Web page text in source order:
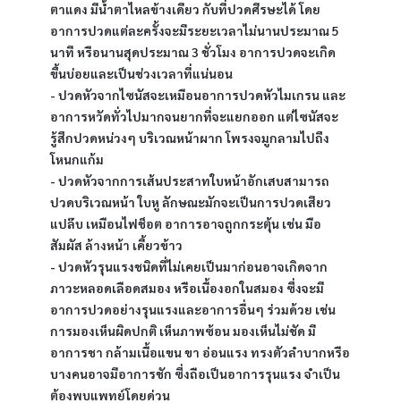
ตาแดง มีน้ำตาไหลข้างเดียว กับที่ปวดศีรษะได้ โดย
อาการปวดแต่ละครั้งจะมีระยะเวลาไม่นานประมาณ 5
นาที หรือนานสุดประมาณ 3 ชั่วโมง อาการปวดจะเกิด
ขึ้นบ่อยและเป็นช่วงเวลาที่แน่นอน
- ปวดหัวจากไซนัสจะเหมือนอาการปวดหัวไมเกรน และ
อาการหวัดทั่วไปมากจนยากที่จะแยกออก แต่ไซนัสจะ
รู้สึกปวดหน่วงๆ บริเวณหน้าผาก โพรงจมูกลามไปถึง
โหนกแก้ม
- ปวดหัวจากการเส้นประสาทใบหน้าอักเสบสามารถ
ปวดบริเวณหน้า ใบหู ลักษณะมักจะเป็นการปวดเสียว
แปล๊บ เหมือนไฟช็อต อาการอาจถูกกระตุ้น เช่น มือ
สัมผัส ล้างหน้า เคี้ยวข้าว
- ปวดหัวรุนแรงชนิดที่ไม่เคยเป็นมาก่อนอาจเกิดจาก
ภาวะหลอดเลือดสมอง หรือเนื้องอกในสมอง ซึ่งจะมี
อาการปวดอย่างรุนแรงและอาการอื่นๆ ร่วมด้วย เช่น
การมองเห็นผิดปกติ เห็นภาพซ้อน มองเห็นไม่ชัด มี
อาการชา กล้ามเนื้อแขน ขา อ่อนแรง ทรงตัวลำบากหรือ
บางคนอาจมีอาการชัก ซึ่งถือเป็นอาการรุนแรง จำเป็น
ต้องพบแพทย์โดยด่วน